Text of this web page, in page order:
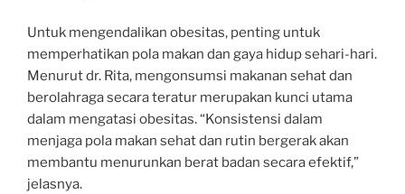
Untuk mengendalikan obesitas, penting untuk
memperhatikan pola makan dan gaya hidup sehari-hari.
Menurut dr. Rita, mengonsumsi makanan sehat dan
berolahraga secara teratur merupakan kunci utama
dalam mengatasi obesitas. “Konsistensi dalam
menjaga pola makan sehat dan rutin bergerak akan
membantu menurunkan berat badan secara efektif,”
jelasnya.